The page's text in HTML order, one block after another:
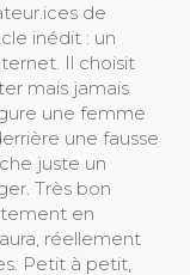
de
inédit : un
Il choisit
mais jamais
une femme
une fausse
juste un
Très bon
en
réellement
Petit à petit,